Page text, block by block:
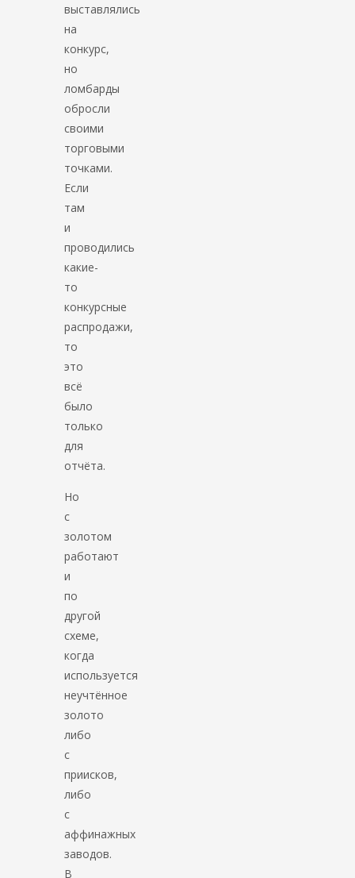
выставлялись
на
конкурс,
но
ломбарды
обросли
своими
торговыми
точками.
Если
там
и
проводились
какие-
то
конкурсные
распродажи,
то
это
всё
было
только
для
отчёта.
Но
с
золотом
работают
и
по
другой
схеме,
когда
используется
неучтённое
золото
либо
с
приисков,
либо
с
аффинажных
заводов.
В